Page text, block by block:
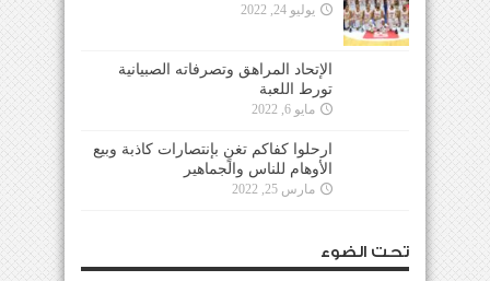
يوليو 24, 2022
الإتحاد المراهق وتصرفاته الصبيانية
تورط اللعبة
مايو 6, 2022
ارحلوا كفاكم تغنٍ بإنتصارات كاذبة وبيع
الأوهام للناس والجماهير
مارس 25, 2022
تحت الضوء